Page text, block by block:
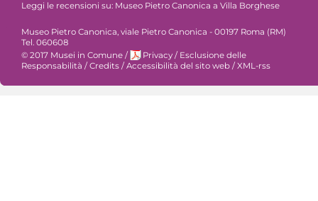
Leggi le recensioni su: Museo Pietro Canonica a Villa Borghese
Museo Pietro Canonica, viale Pietro Canonica - 00197 Roma (RM)
Tel. 060608
© 2017 Musei in Comune / Privacy / Esclusione delle
Responsabilità / Credits / Accessibilità del sito web / XML-rss